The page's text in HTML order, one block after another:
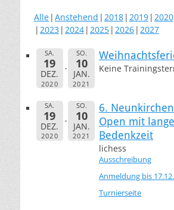
Alle Anstehend 2018 2019 2020
2023 2024 2025 2026 2027
SA.
19
DEZ.
2020
SO.
10
JAN.
2021
Keine
SA.
19
DEZ.
2020
SO.
10
JAN.
2021
6.
Open mit
Bedenkzeit
lichess
Ausschreibung
Anmeldung bis
Turnierseite